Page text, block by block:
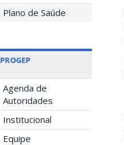
Plano de Saúde
PROGEP
Agenda de
Autoridades
Institucional
Equipe